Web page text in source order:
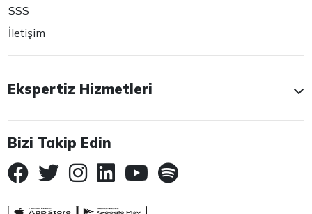
SSS
İletişim
Ekspertiz Hizmetleri
Bizi Takip Edin